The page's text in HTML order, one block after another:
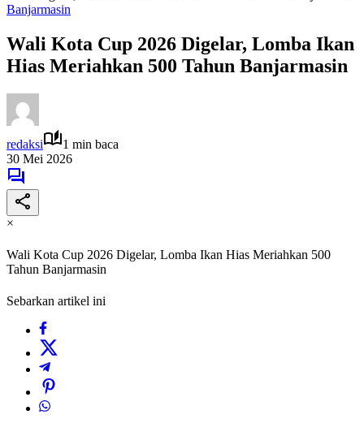
Banjarmasin
Wali Kota Cup 2026 Digelar, Lomba Ikan
Hias Meriahkan 500 Tahun Banjarmasin
redaksi
1 min baca
30 Mei 2026
×
Wali Kota Cup 2026 Digelar, Lomba Ikan Hias Meriahkan 500
Tahun Banjarmasin
Sebarkan artikel ini